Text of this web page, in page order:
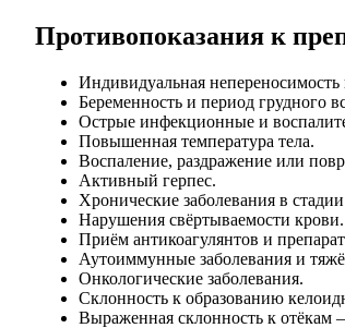
Противопоказания к
Индивидуальная непереносимость
Беременность и период грудного
Острые инфекционные и
Повышенная температура тела.
Воспаление, раздражение или
Активный герпес.
Хронические заболевания в
Нарушения свёртываемости крови.
Приём антикоагулянтов и
Аутоиммунные заболевания и
Онкологические заболевания.
Склонность к образованию
Выраженная склонность к отёкам